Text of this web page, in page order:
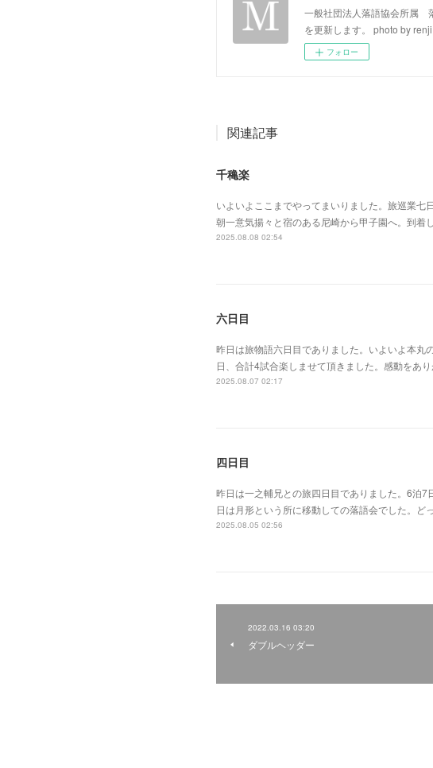
一般社団法人落語協会所属
を更新します。 photo by
フォロー
関連記事
千穐楽
いよいよここまでやってまいりました。旅巡業
朝一意気揚々と宿のある尼崎から甲子園へ。到着
2025.08.08 02:54
六日目
昨日は旅物語六日目でありました。いよいよ本丸
日、合計4試合楽しませて頂きました。感動をあ
2025.08.07 02:17
四日目
昨日は一之輔兄との旅四日目でありました。6泊
日は月形という所に移動しての落語会でした。ど
2025.08.05 02:56
2022.03.16 03:20
ダブルヘッダー